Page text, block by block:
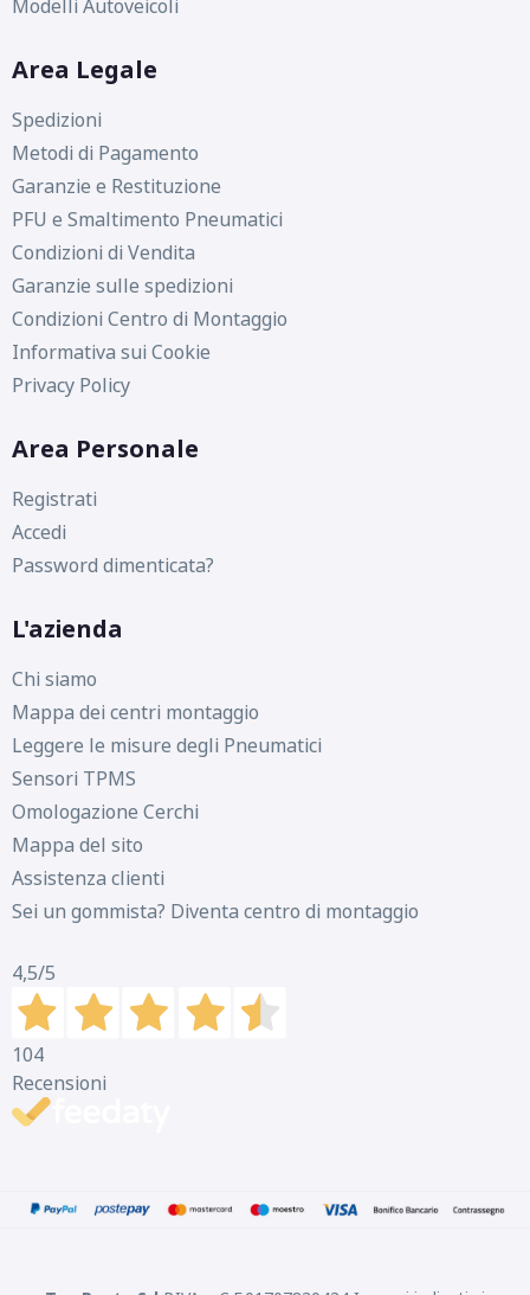
Modelli Autoveicoli
Area Legale
Spedizioni
Metodi di Pagamento
Garanzie e Restituzione
PFU e Smaltimento Pneumatici
Condizioni di Vendita
Garanzie sulle spedizioni
Condizioni Centro di Montaggio
Informativa sui Cookie
Privacy Policy
Area Personale
Registrati
Accedi
Password dimenticata?
L'azienda
Chi siamo
Mappa dei centri montaggio
Leggere le misure degli Pneumatici
Sensori TPMS
Omologazione Cerchi
Mappa del sito
Assistenza clienti
Sei un gommista? Diventa centro di montaggio
4,5/5
104
Recensioni